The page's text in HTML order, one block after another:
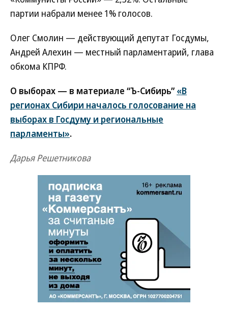
партии набрали менее 1% голосов.
Олег Смолин — действующий депутат Госдумы,
Андрей Алехин — местный парламентарий, глава
обкома КПРФ.
О выборах — в материале “Ъ-Сибирь” «В
регионах Сибири началось голосование на
выборах в Госдуму и региональные
парламенты».
Дарья Решетникова